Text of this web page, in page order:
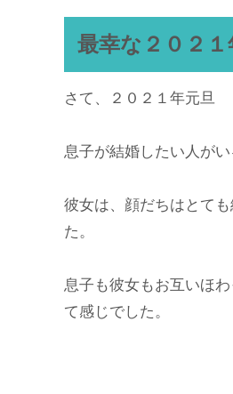
最幸な２０２
さて、２０２１年元旦
息子が結婚したい人が
彼女は、顔だちはとて
た。
息子も彼女もお互いほ
て感じでした。